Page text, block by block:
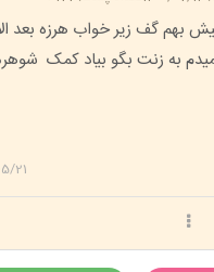
بهم گف زیر خواب هرزه بعد
به زنت بگو بیاد کمک
21